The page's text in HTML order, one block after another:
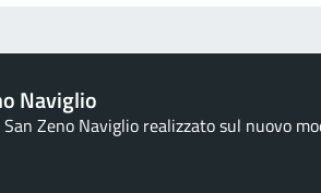
Naviglio
Zeno Naviglio realizzato sul nuovo